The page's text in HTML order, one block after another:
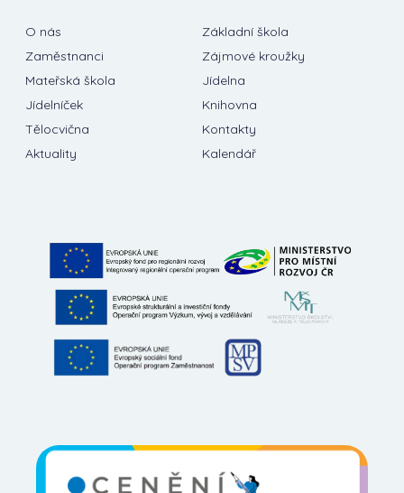
O nás
Základní škola
Zaměstnanci
Zájmové kroužky
Mateřská škola
Jídelna
Jídelníček
Knihovna
Tělocvična
Kontakty
Aktuality
Kalendář